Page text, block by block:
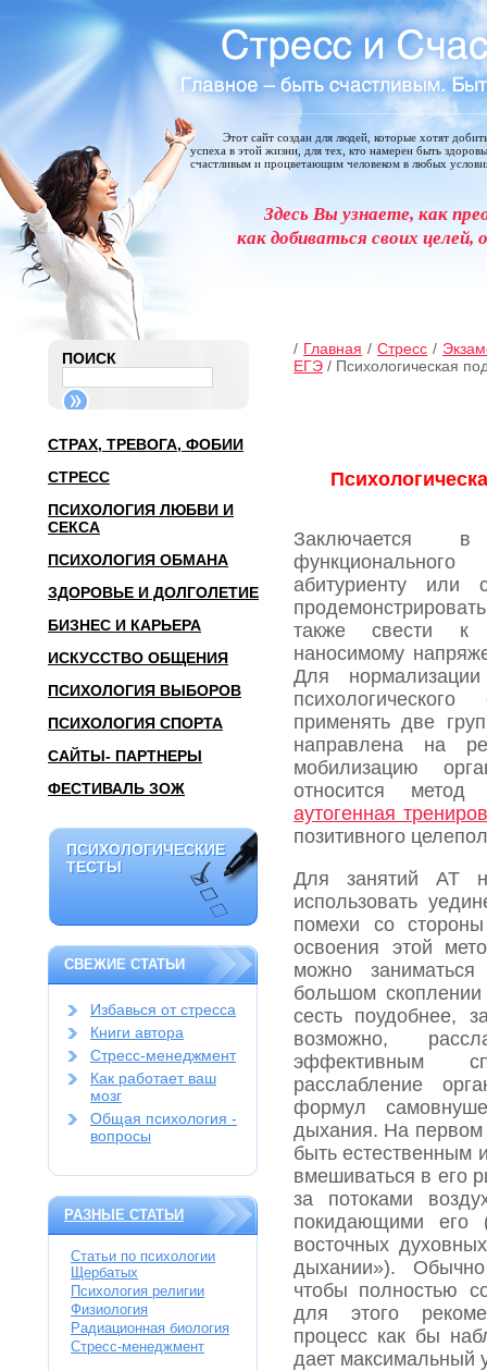
Этот сайт создан для людей, которые хотят
успеха в этой жизни, для тех, кто намерен быть
счастливым и процветающим человеком в любых
Здесь Вы узнаете, как
как добиваться своих
ПОИСК
СТРАХ, ТРЕВОГА, ФОБИИ
СТРЕСС
ПСИХОЛОГИЯ ЛЮБВИ И
СЕКСА
ПСИХОЛОГИЯ ОБМАНА
ЗДОРОВЬЕ И ДОЛГОЛЕТИЕ
БИЗНЕС И КАРЬЕРА
ИСКУССТВО ОБЩЕНИЯ
ПСИХОЛОГИЯ ВЫБОРОВ
ПСИХОЛОГИЯ СПОРТА
САЙТЫ- ПАРТНЕРЫ
ФЕСТИВАЛЬ ЗОЖ
ПСИХОЛОГИЧЕСКИЕ
ТЕСТЫ
ПСИХОЛОГИЧЕСКИЕ
ТЕСТЫ
СВЕЖИЕ СТАТЬИ
Избавься от стресса
Книги автора
Стресс-менеджмент
Как работает ваш
мозг
Общая психология -
вопросы
РАЗНЫЕ СТАТЬИ
Статьи по психологии
Щербатых
Психология религии
Физиология
Радиационная биология
Стресс-менеджмент
/ Главная / Стресс /
ЕГЭ / Психологическая
Заключается в
абитуриенту или
также свести к
наносимому
Для
применять две
направлена на
мобилизацию
относится
аутогенная
позитивного
Для занятий AT
использовать
помехи со
освоения этой
можно
большом
сесть поудобнее,
возможно,
эффективным
расслабление
формул
дыхания. На первом
быть естественным
вмешиваться в его
за потоками
покидающими его
восточных
дыхании»).
чтобы полностью
для этого
процесс как бы
дает максимальный